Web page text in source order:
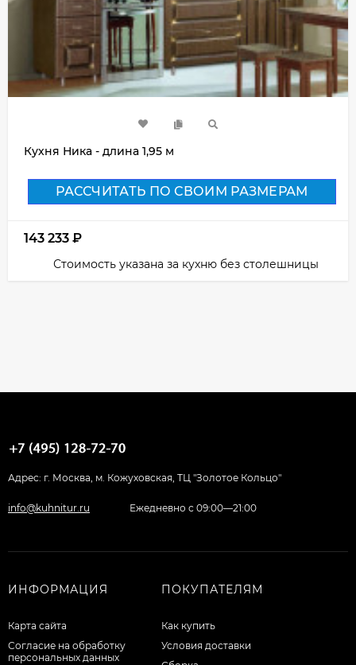
Кухня Ника - длина 1,95 м
РАССЧИТАТЬ ПО СВОИМ РАЗМЕРАМ
143 233 ₽
Стоимость указана за кухню без столешницы
Адрес: г. Москва, м. Кожуховская, ТЦ "Золотое Кольцо"
info@kuhnitur.ru Ежедневно с 09:00—21:00
ИНФОРМАЦИЯ
Карта сайта
Согласие на обработку
персональных данных
ПОКУПАТЕЛЯМ
Как купить
Условия доставки